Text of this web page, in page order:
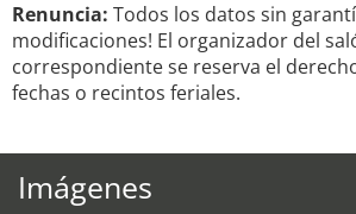
Renuncia: Todos los datos sin
modificaciones! El organizador del
correspondiente se reserva el
fechas o recintos feriales.
Imágenes